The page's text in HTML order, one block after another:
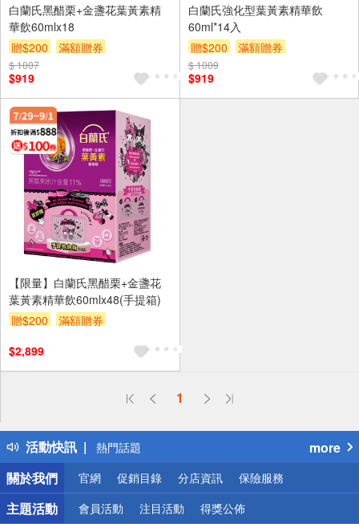
白蘭氏黑醋栗+金盞花葉黃素精
華飲60mlx18
贈$200
滿額贈券
$ 1007
$919
白蘭氏強化型葉黃素精華飲
60ml*14入
贈$200
滿額贈券
$ 1009
$919
【限量】白蘭氏黑醋栗+金盞花
葉黃素精華飲60mlx48(手提箱)
贈$200
滿額贈券
$2,899
1
活動快訊
偏遠地區配送
得獎公告
熱門話題
銀行優惠
偏遠地區配送
詐騙網頁！請小心！
more
關於我們
官網 促銷目錄 分店資訊 保險服務
主題活動 會員活動 注目活動 得獎公佈